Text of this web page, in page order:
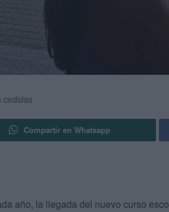
cedidas
Compartir en Whatsapp
año, la llegada del nuevo curso